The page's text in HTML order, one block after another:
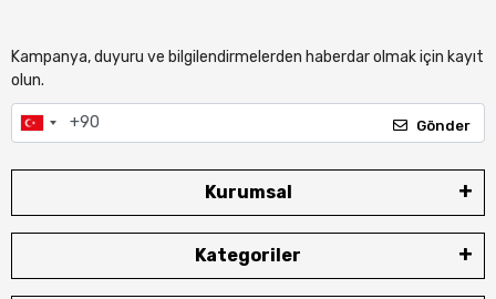
Kampanya, duyuru ve bilgilendirmelerden haberdar olmak için kayıt
olun.
Gönder
Kurumsal
Kategoriler